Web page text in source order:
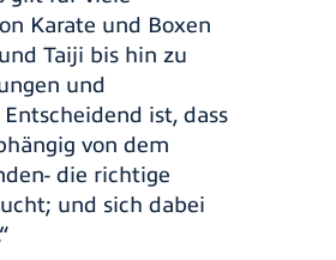
Karate und Boxen
Taiji bis hin zu
und
ist, dass
von dem
die richtige
und sich dabei